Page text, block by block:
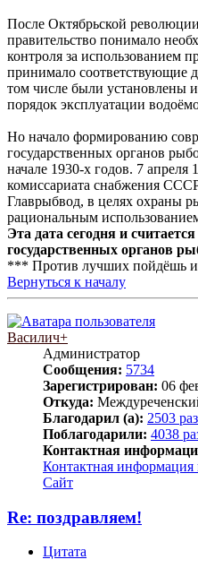
После Октябрьской
правительство понимало
контроля за использованием
принимало соответствующие
том числе были установлены
порядок эксплуатации
Но начало формированию
государственных органов
начале 1930-х годов. 7
комиссариата снабжения
Главрыбвод, в целях охраны
рациональным
Эта дата сегодня и
государственных органов
*** Против лучших пойдёшь
Вернуться к началу
Василич+
Администратор
Сообщения: 5734
Зарегистрирован: 06
Откуда:
Благодарил (а): 2503
Поблагодарили: 4038
Контактная
Контактная информация
Сайт
Re: поздравляем!
Цитата